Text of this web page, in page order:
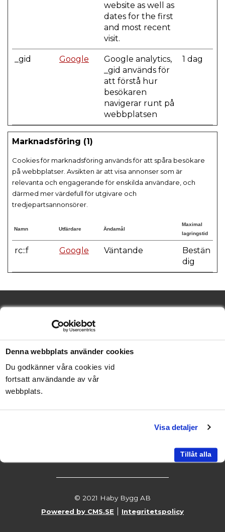
Denna webbplats använder cookies
Du godkänner våra cookies vid
fortsatt användande av vår
webbplats.
Visa detaljer
Tillåt alla
website as well as
dates for the first
and most recent
visit.
_gid Google
Google analytics,
_gid används för
att förstå hur
besökaren
navigerar runt på
webbplatsen
1 dag
Marknadsföring (1)
Cookies för marknadsföring används för att spåra besökare
på webbplatser. Avsikten är att visa annonser som är
relevanta och engagerande för enskilda användare, och
därmed mer värdefull för utgivare och
tredjepartsannonsörer.
Namn Utfärdare Ändamål
Maximal
lagringstid
rc::f Google Väntande
Bestän
dig
Haby Bygg AB
© 2021 Haby Bygg AB
Powered by CMS.SE
Integritetspolicy